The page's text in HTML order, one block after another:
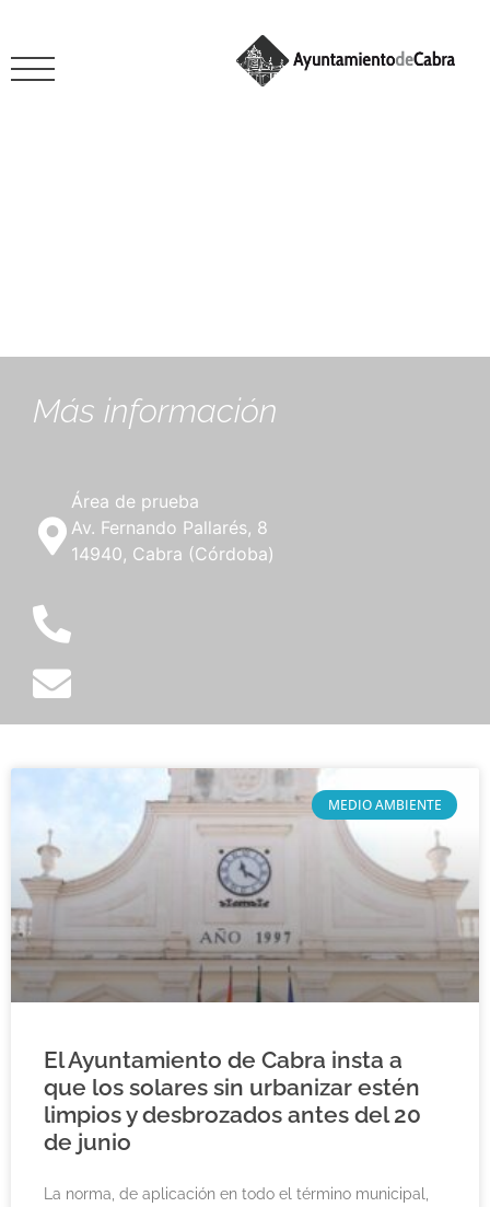
Más información
Área de prueba
Av. Fernando Pallarés, 8
14940, Cabra (Córdoba)
MEDIO AMBIENTE
El Ayuntamiento de Cabra insta a
que los solares sin urbanizar estén
limpios y desbrozados antes del 20
de junio
La norma, de aplicación en todo el término municipal,